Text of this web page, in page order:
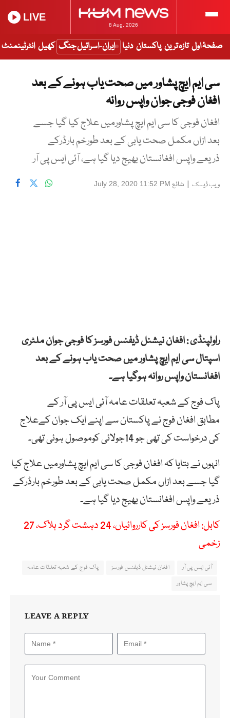
8 Aug, 2026
LIVE
صفحۂ اول تازہ ترین پاکستان دنیا ایران-اسرائیل جنگ کھیل انٹرٹینمنٹ
سی ایم ایچ پشاور میں صحت یاب ہونے کے بعد
افغان فوجی جوان واپس روانہ
افغان فوجی کا سی ایم ایچ پشاورمیں علاج کیا گیا جسے
بعد ازاں مکمل صحت یابی کے بعد طورخم بارڈرکے
ذریعے واپس افغانستان بھیج دیا گیا ہے، آئی ایس پی آر
ویب ڈیسک | شائع July 28, 2020 11:52 PM
راولپنڈی : افغان نیشنل ڈیفنس فورسز کا فوجی جوان ملٹری
اسپتال سی ایم ایچ پشاور میں صحت یاب ہونے کے بعد
افغانستان واپس روانہ ہوگیا ہے۔
پاک فوج کے شعبہ تعلقات عامہ آئی ایس پی آر کے
مطابق افغان فوج نے پاکستان سے اپنے ایک جوان کےعلاج
کی درخواست کی تھی جو 14جولائی کوموصول ہوئی تھی۔
انہوں نے بتایا کہ افغان فوجی کا سی ایم ایچ پشاورمیں علاج کیا
گیا جسے بعد ازاں مکمل صحت یابی کے بعد طورخم بارڈرکے
ذریعے واپس افغانستان بھیج دیا گیا ہے۔
کابل: افغان فورسز کی کارروائیاں، 24 دہشت گرد ہلاک، 27
زخمی
آئی ایس پی آر افغان نیشنل ڈیفنس فورسز
پاک فوج کے شعبہ تعلقات عامہ
سی ایم ایچ پشاور
LEAVE A REPLY